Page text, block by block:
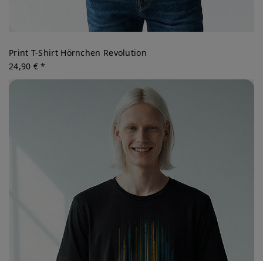
Print T-Shirt Hörnchen Revolution
24,90 € *